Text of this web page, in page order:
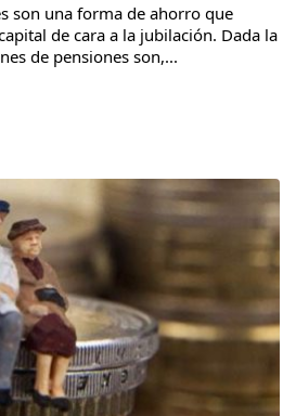
son una forma de ahorro que
de cara a la jubilación. Dada la
de pensiones son,...